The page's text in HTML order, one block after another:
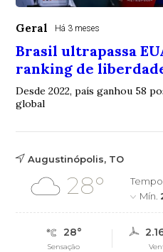
Geral Há 3 meses
Brasil ultrapassa
ranking de
Desde 2022, país ganhou 58
global
Augustinópolis, TO
28°
Mín.
28°
Sensação